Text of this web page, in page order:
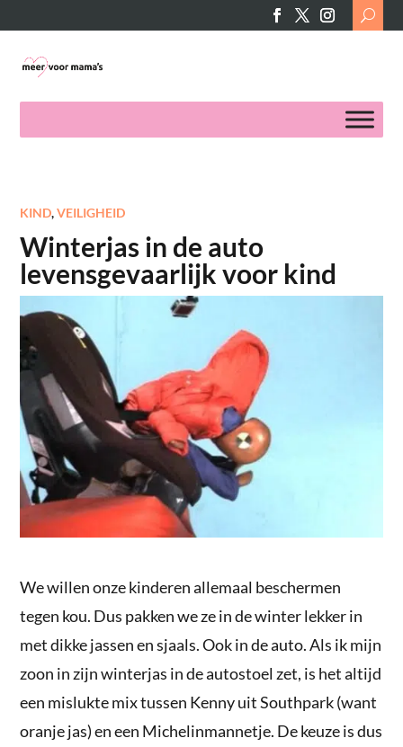
Search
for:
KIND,VEILIGHEID
Winterjas in de auto
levensgevaarlijk voor kind
We willen onze kinderen allemaal beschermen
tegen kou. Dus pakken we ze in de winter lekker in
met dikke jassen en sjaals. Ook in de auto. Als ik mijn
zoon in zijn winterjas in de autostoel zet, is het altijd
een mislukte mix tussen Kenny uit Southpark (want
oranje jas) en een Michelinmannetje. De keuze is dus